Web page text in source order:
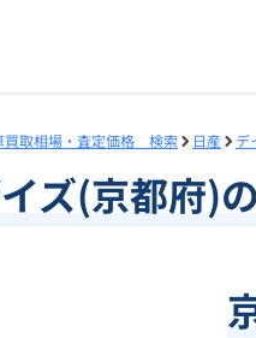
買取相場・査定価格 検索 日産 デ
ズ(京都府)